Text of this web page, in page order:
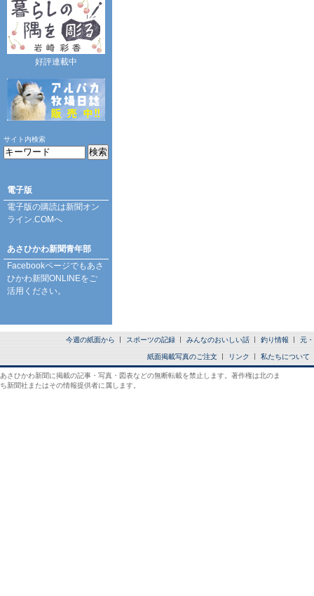
好評連載中
サイト内検索
電子版
電子版の購読は新聞オン
ライン.COMへ
あさひかわ新聞青年部
Facebookページでもあさ
ひかわ新聞ONLINEをご
活用ください。
今週の紙面から スポーツの記録 みんなのおいしい話 釣り情報 元
紙面掲載写真のご注文 リンク 私たちについて
あさひかわ新聞に掲載の記事・写真・図表などの無断転載を禁止します。著作権は北のま
ち新聞社またはその情報提供者に属します。